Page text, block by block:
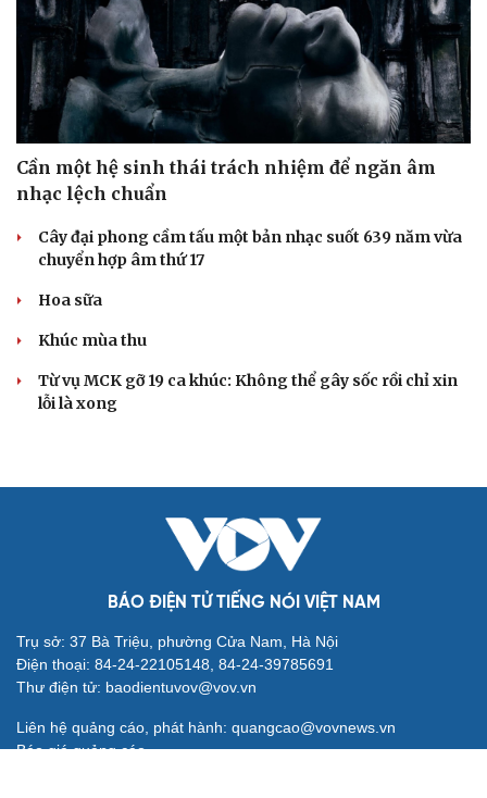
Cần một hệ sinh thái trách nhiệm để ngăn âm
nhạc lệch chuẩn
Cây đại phong cầm tấu một bản nhạc suốt 639 năm vừa
chuyển hợp âm thứ 17
Hoa sữa
Khúc mùa thu
Từ vụ MCK gỡ 19 ca khúc: Không thể gây sốc rồi chỉ xin
lỗi là xong
BÁO ĐIỆN TỬ TIẾNG NÓI VIỆT NAM
Trụ sở: 37 Bà Triệu, phường Cửa Nam, Hà Nội
Điện thoại: 84-24-22105148, 84-24-39785691
Thư điện tử: baodientuvov@vov.vn
Liên hệ quảng cáo, phát hành: quangcao@vovnews.vn
Báo giá quảng cáo